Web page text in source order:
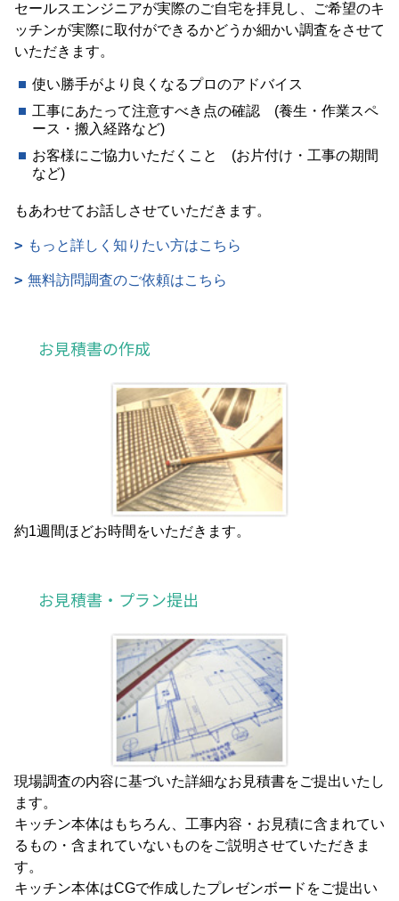
セールスエンジニアが実際のご自宅を拝見し、ご希望のキ
ッチンが実際に取付ができるかどうか細かい調査をさせて
いただきます。
使い勝手がより良くなるプロのアドバイス
工事にあたって注意すべき点の確認 (養生・作業スペ
ース・搬入経路など)
お客様にご協力いただくこと (お片付け・工事の期間
など)
もあわせてお話しさせていただきます。
もっと詳しく知りたい方はこちら
無料訪問調査のご依頼はこちら
お見積書の作成
約1週間ほどお時間をいただきます。
お見積書・プラン提出
現場調査の内容に基づいた詳細なお見積書をご提出いたし
ます。
キッチン本体はもちろん、工事内容・お見積に含まれてい
るもの・含まれていないものをご説明させていただきま
す。
キッチン本体はCGで作成したプレゼンボードをご提出い